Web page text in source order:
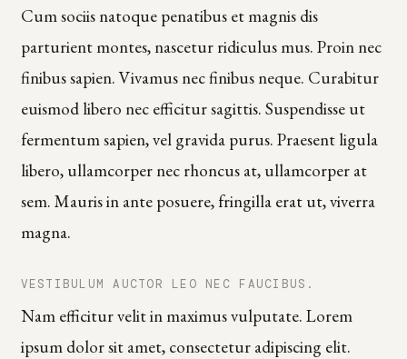
Cum sociis natoque penatibus et magnis dis
parturient montes, nascetur ridiculus mus. Proin nec
finibus sapien. Vivamus nec finibus neque. Curabitur
euismod libero nec efficitur sagittis. Suspendisse ut
fermentum sapien, vel gravida purus. Praesent ligula
libero, ullamcorper nec rhoncus at, ullamcorper at
sem. Mauris in ante posuere, fringilla erat ut, viverra
magna.
VESTIBULUM AUCTOR LEO NEC FAUCIBUS.
Nam efficitur velit in maximus vulputate. Lorem
ipsum dolor sit amet, consectetur adipiscing elit.